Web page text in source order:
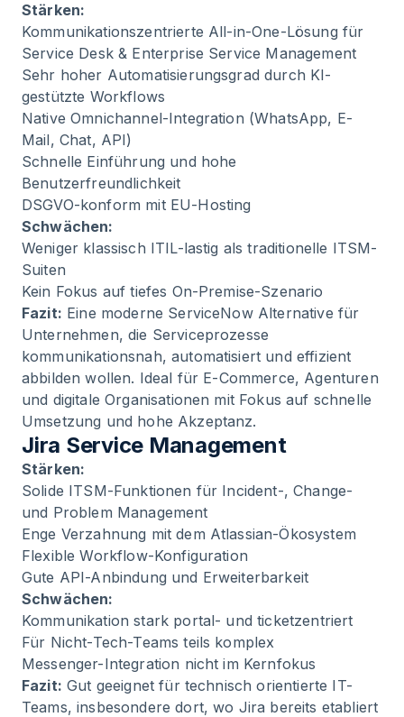
Stärken:
Kommunikationszentrierte All-in-One-Lösung für
Service Desk & Enterprise Service Management
Sehr hoher Automatisierungsgrad durch KI-
gestützte Workflows
Native Omnichannel-Integration (WhatsApp, E-
Mail, Chat, API)
Schnelle Einführung und hohe
Benutzerfreundlichkeit
DSGVO-konform mit EU-Hosting
Schwächen:
Weniger klassisch ITIL-lastig als traditionelle ITSM-
Suiten
Kein Fokus auf tiefes On-Premise-Szenario
Fazit: Eine moderne ServiceNow Alternative für
Unternehmen, die Serviceprozesse
kommunikationsnah, automatisiert und effizient
abbilden wollen. Ideal für E-Commerce, Agenturen
und digitale Organisationen mit Fokus auf schnelle
Umsetzung und hohe Akzeptanz.
Jira Service Management
Stärken:
Solide ITSM-Funktionen für Incident-, Change-
und Problem Management
Enge Verzahnung mit dem Atlassian-Ökosystem
Flexible Workflow-Konfiguration
Gute API-Anbindung und Erweiterbarkeit
Schwächen:
Kommunikation stark portal- und ticketzentriert
Für Nicht-Tech-Teams teils komplex
Messenger-Integration nicht im Kernfokus
Fazit: Gut geeignet für technisch orientierte IT-
Teams, insbesondere dort, wo Jira bereits etabliert